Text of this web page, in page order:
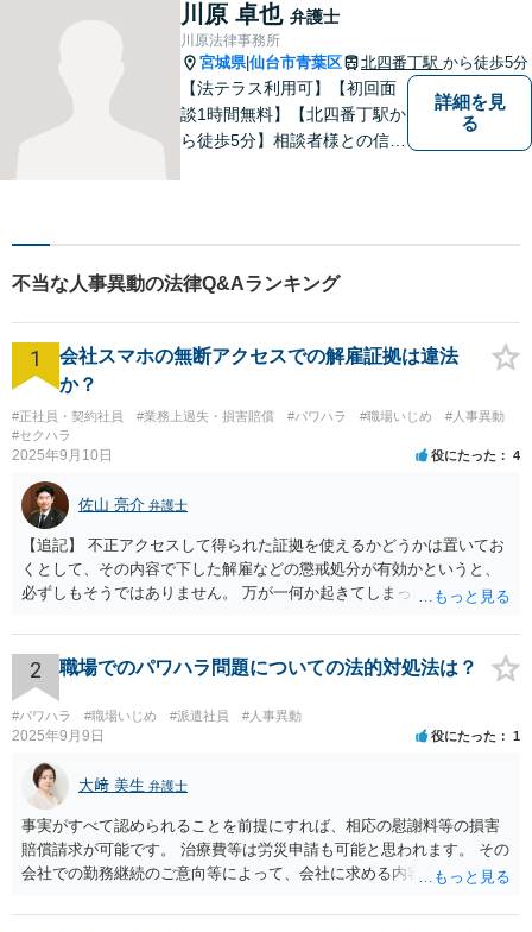
川原 卓也 弁護士
川原法律事務所
宮城県|仙台市青葉区 北四番丁駅 から徒歩5分
【法テラス利用可】【初回面
談1時間無料】【北四番丁駅か
ら徒歩5分】相談者様との信頼
ます。 まずは一度気軽に御相
談下さい。
詳細を見
る
不当な人事異動の法律Q&Aランキング
1
会社スマホの無断アクセスでの解雇証拠は違法
か？
#正社員・契約社員 #業務上過失・損害賠償 #パワハラ #職場いじめ
#人事異動
#セクハラ
2025年9月10日 役にたった 4
佐山 亮介 弁護士
【追記】 不正アクセスして得られた証拠を使えるかどうかは置いてお
くとして、その内容で下した解雇などの懲戒処分が有効かというと、
必ずしもそうではありません。 万が一何か起きてしまった場合は処分
2 職場でのパワハラ問題についての法的対処法は？
#パワハラ #職場いじめ #派遣社員 #人事異動
2025年9月9日 役にたった 1
大﨑 美生 弁護士
事実がすべて認められることを前提にすれば、相応の慰謝料等の損害
賠償請求が可能です。 治療費等は労災申請も可能と思われます。 その
会社での勤務継続のご意向等によって、会社に求める内容や、加害者
弁護士にご相談いただくのがよろしいと思います。弁護士によって方